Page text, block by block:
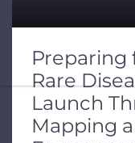
Preparing
Rare
Launch
Mapping